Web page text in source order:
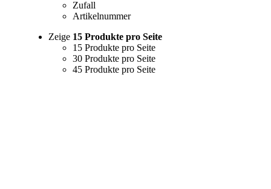
Zufall
Artikelnummer
Zeige 15 Produkte pro Seite
15 Produkte pro Seite
30 Produkte pro Seite
45 Produkte pro Seite